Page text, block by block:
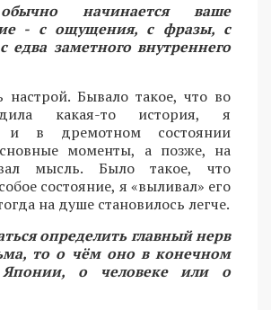
начинается ваше
- с ощущения, с фразы, с
едва заметного внутреннего
Бывало такое, что во
какая-то история, я
и в дремотном состоянии
моменты, а позже, на
мысль. Было такое, что
состояние, я «выливал» его
на душе становилось легче.
определить главный нерв
то о чём оно в конечном
о человеке или о